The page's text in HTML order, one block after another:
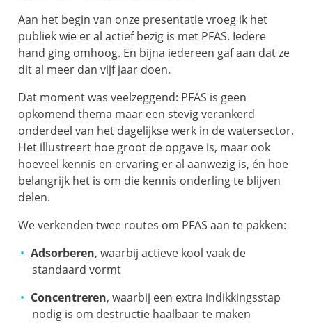
Aan het begin van onze presentatie vroeg ik het
publiek wie er al actief bezig is met PFAS. Iedere
hand ging omhoog. En bijna iedereen gaf aan dat ze
dit al meer dan vijf jaar doen.
Dat moment was veelzeggend: PFAS is geen
opkomend thema maar een stevig verankerd
onderdeel van het dagelijkse werk in de watersector.
Het illustreert hoe groot de opgave is, maar ook
hoeveel kennis en ervaring er al aanwezig is, én hoe
belangrijk het is om die kennis onderling te blijven
delen.
We verkenden twee routes om PFAS aan te pakken:
Adsorberen, waarbij actieve kool vaak de
standaard vormt
Concentreren, waarbij een extra indikkingsstap
nodig is om destructie haalbaar te maken